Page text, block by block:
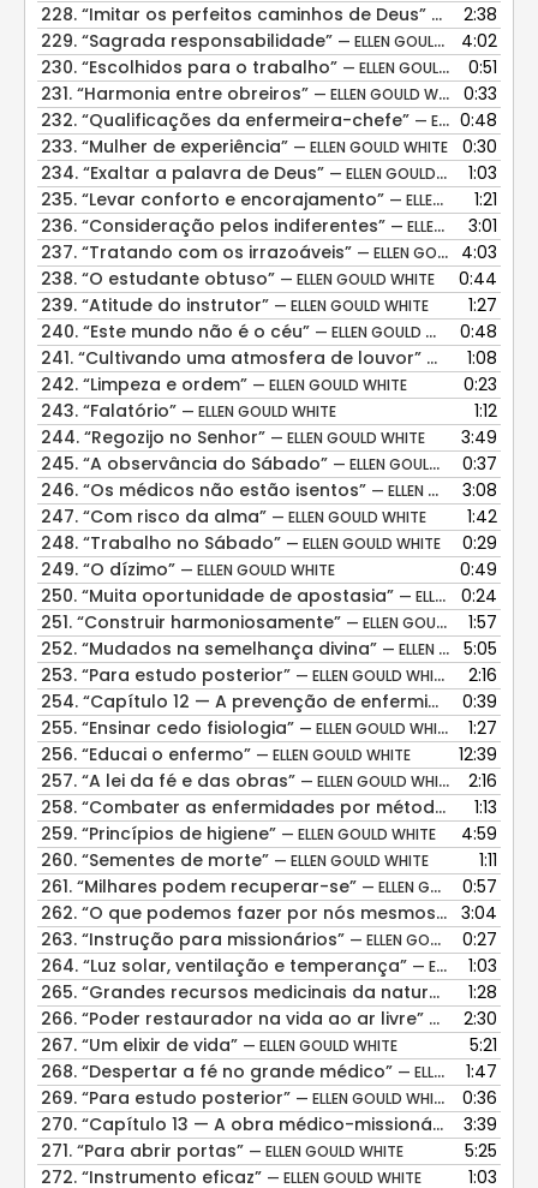
228. “Imitar os perfeitos caminhos de Deus” — ELLEN
2:38
229. “Sagrada responsabilidade” — ELLEN GOULD WHITE
4:02
230. “Escolhidos para o trabalho” — ELLEN GOULD WHITE
0:51
231. “Harmonia entre obreiros” — ELLEN GOULD WHITE
0:33
232. “Qualificações da enfermeira-chefe” — ELLEN GOULD WHITE
0:48
233. “Mulher de experiência” — ELLEN GOULD WHITE
0:30
234. “Exaltar a palavra de Deus” — ELLEN GOULD WHITE
1:03
235. “Levar conforto e encorajamento” — ELLEN GOULD WHITE
1:21
236. “Consideração pelos indiferentes” — ELLEN GOULD WHITE
3:01
237. “Tratando com os irrazoáveis” — ELLEN GOULD WHITE
4:03
238. “O estudante obtuso” — ELLEN GOULD WHITE
0:44
239. “Atitude do instrutor” — ELLEN GOULD WHITE
1:27
240. “Este mundo não é o céu” — ELLEN GOULD WHITE
0:48
241. “Cultivando uma atmosfera de louvor” — ELLEN GOULD
1:08
242. “Limpeza e ordem” — ELLEN GOULD WHITE
0:23
243. “Falatório” — ELLEN GOULD WHITE
1:12
244. “Regozijo no Senhor” — ELLEN GOULD WHITE
3:49
245. “A observância do Sábado” — ELLEN GOULD WHITE
0:37
246. “Os médicos não estão isentos” — ELLEN GOULD WHITE
3:08
247. “Com risco da alma” — ELLEN GOULD WHITE
1:42
248. “Trabalho no Sábado” — ELLEN GOULD WHITE
0:29
249. “O dízimo” — ELLEN GOULD WHITE
0:49
250. “Muita oportunidade de apostasia” — ELLEN GOULD WHITE
0:24
251. “Construir harmoniosamente” — ELLEN GOULD WHITE
1:57
252. “Mudados na semelhança divina” — ELLEN GOULD WHITE
5:05
253. “Para estudo posterior” — ELLEN GOULD WHITE
2:16
254. “Capítulo 12 — A prevenção de enfermidades e sua cura por métodos racionais”
0:39
255. “Ensinar cedo fisiologia” — ELLEN GOULD WHITE
1:27
256. “Educai o enfermo” — ELLEN GOULD WHITE
12:39
257. “A lei da fé e das obras” — ELLEN GOULD WHITE
2:16
258. “Combater as enfermidades por métodos simples”
1:13
259. “Princípios de higiene” — ELLEN GOULD WHITE
4:59
260. “Sementes de morte” — ELLEN GOULD WHITE
1:11
261. “Milhares podem recuperar-se” — ELLEN GOULD WHITE
0:57
262. “O que podemos fazer por nós mesmos” — ELLEN
3:04
263. “Instrução para missionários” — ELLEN GOULD WHITE
0:27
264. “Luz solar, ventilação e temperança” — ELLEN GOULD WHITE
1:03
265. “Grandes recursos medicinais da natureza” — ELLEN
1:28
266. “Poder restaurador na vida ao ar livre” — ELLEN
2:30
267. “Um elixir de vida” — ELLEN GOULD WHITE
5:21
268. “Despertar a fé no grande médico” — ELLEN GOULD WHITE
1:47
269. “Para estudo posterior” — ELLEN GOULD WHITE
0:36
270. “Capítulo 13 — A obra médico-missionária e o ministério evangélico”
3:39
271. “Para abrir portas” — ELLEN GOULD WHITE
5:25
272. “Instrumento eficaz” — ELLEN GOULD WHITE 1:03